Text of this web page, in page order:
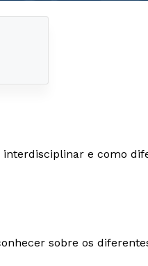
e como
sobre os